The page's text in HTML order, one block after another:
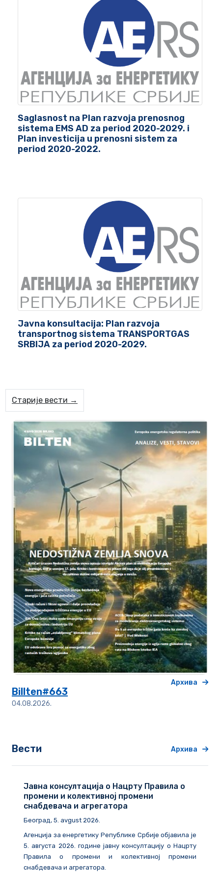
Saglasnost na Plan razvoja prenosnog
sistema EMS AD za period 2020-2029. i
Plan investicija u prenosni sistem za
period 2020-2022.
Javna konsultacija: Plan razvoja
transportnog sistema TRANSPORTGAS
SRBIJA za period 2020-2029.
Старије вести →
Billten#663
04.08.2026.
Архива
Вести Архива
Јавна консултација о Нацрту Правила о
промени и колективној промени
снабдевача и агрегатора
Београд , 5. avgust 2026.
Агенција за енергетику Републике Србије објавила је
5. августа 2026. годинејавну консултацију о Нацрту
Правила о промени и колективној промени
снабдевача и агрегатора.